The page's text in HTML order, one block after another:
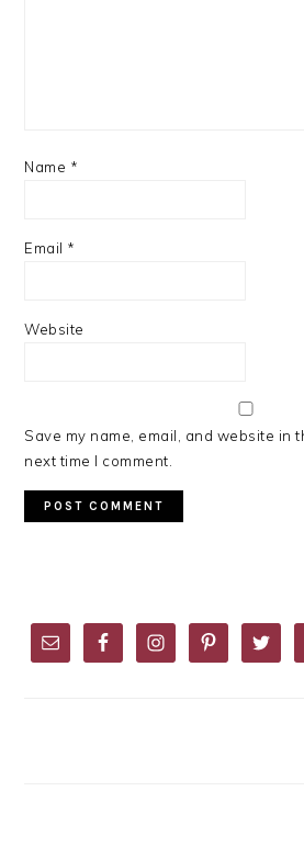
Name *
Email *
Website
Save my name, email, and website in
next time I comment.
SIDEBAR